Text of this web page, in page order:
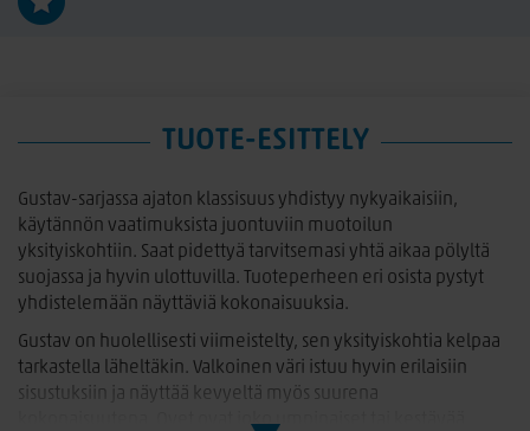
TUOTE-ESITTELY
Gustav-sarjassa ajaton klassisuus yhdistyy nykyaikaisiin,
käytännön vaatimuksista juontuviin muotoilun
yksityiskohtiin. Saat pidettyä tarvitsemasi yhtä aikaa pölyltä
suojassa ja hyvin ulottuvilla. Tuoteperheen eri osista pystyt
yhdistelemään näyttäviä kokonaisuuksia.
Gustav on huolellisesti viimeistelty, sen yksityiskohtia kelpaa
tarkastella läheltäkin. Valkoinen väri istuu hyvin erilaisiin
sisustuksiin ja näyttää kevyeltä myös suurena
kokonaisuutena. Ovet ovat joko umpinaiset tai kestävää